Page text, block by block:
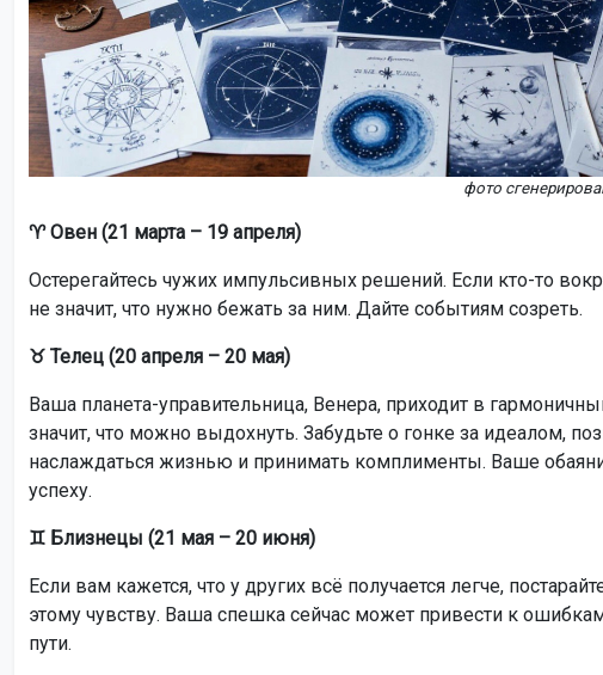
фото
♈ Овен (21 марта – 19 апреля)
Остерегайтесь чужих импульсивных решений. Если кто-то
не значит, что нужно бежать за ним. Дайте событиям созреть.
♉ Телец (20 апреля – 20 мая)
Ваша планета-управительница, Венера, приходит в
значит, что можно выдохнуть. Забудьте о гонке за идеалом,
наслаждаться жизнью и принимать комплименты. Ваше
успеху.
♊ Близнецы (21 мая – 20 июня)
Если вам кажется, что у других всё получается легче,
этому чувству. Ваша спешка сейчас может привести к
пути.